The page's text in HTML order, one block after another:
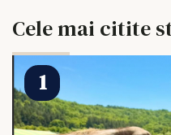
Cele mai citite